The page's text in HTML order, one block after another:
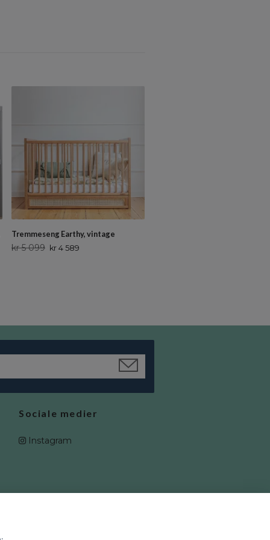
Tremmeseng Earthy, vintage
kr 5 099 kr 4 589
Sociale medier
Instagram